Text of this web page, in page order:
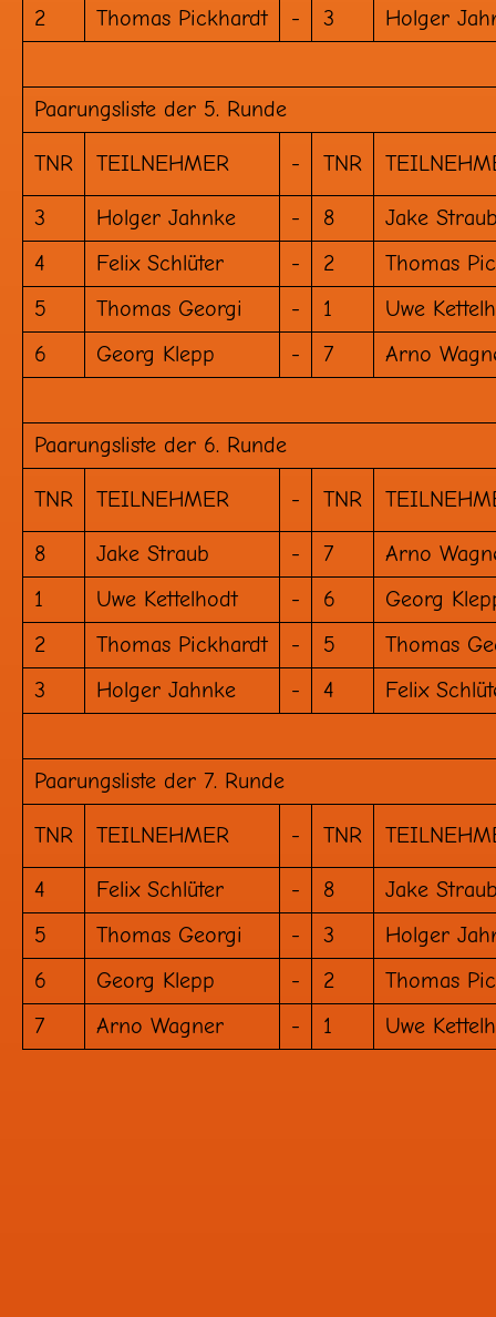
2 Thomas Pickhardt - 3 Holger
Paarungsliste der 5. Runde
TNR TEILNEHMER - TNR
3 Holger Jahnke - 8
Jake
4
Felix Schlüter - 2
Thomas
5
Thomas Georgi - 1
Uwe
6
Georg Klepp - 7 Arno
Paarungsliste der 6. Runde
TNR TEILNEHMER - TNR
8 Jake Straub - 7
Arno
1
Uwe Kettelhodt - 6
Georg
2
Thomas Pickhardt - 5
Thomas
3
Holger Jahnke - 4 Felix
Paarungsliste der 7. Runde
TNR TEILNEHMER - TNR
4 Felix Schlüter - 8
Jake
5
Thomas Georgi - 3
Holger
6
Georg Klepp - 2
Thomas
7
Arno Wagner - 1 Uwe